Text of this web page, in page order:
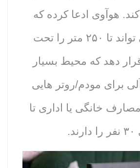
هوآوی ادعا کرده که
این مودم می تواند تا ۲۵۰ متر را تحت
دهد که محیط بسیار
برای مودم/روتر هایی
خانگی یا اداری تا